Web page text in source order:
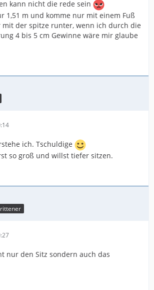
kann nicht die rede sein
1,51 m und komme nur mit einem Fuß
mit der spitze runter, wenn ich durch die
4 bis 5 cm Gewinne wäre mir glaube
ich. Tschuldige
so groß und willst tiefer sitzen.
nur den Sitz sondern auch das